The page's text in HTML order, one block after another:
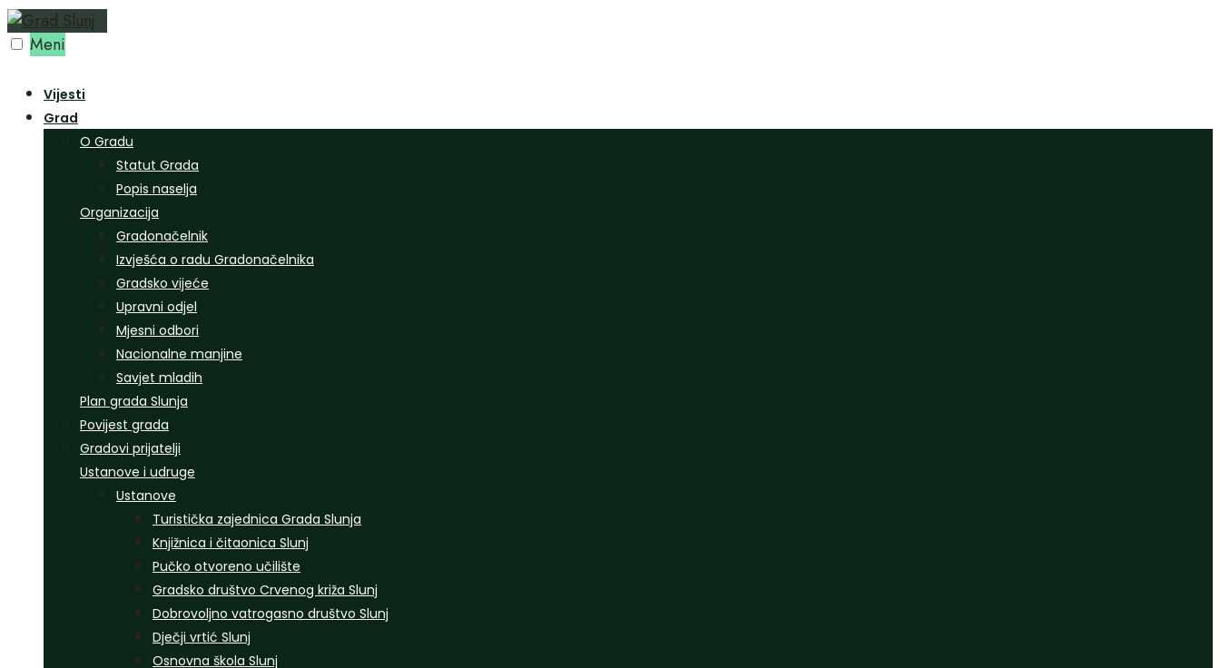
Preskoči
na Meni
Vijesti
Grad
O Gradu
Statut Grada
Popis naselja
Organizacija
Gradonačelnik
Izvješća o radu Gradonačelnika
Gradsko vijeće
Upravni odjel
Mjesni odbori
Nacionalne manjine
Savjet mladih
Plan grada Slunja
Povijest grada
Gradovi prijatelji
Ustanove i udruge
Ustanove
Turistička zajednica Grada Slunja
Knjižnica i čitaonica Slunj
Pučko otvoreno učilište
Gradsko društvo Crvenog križa Slunj
Dobrovoljno vatrogasno društvo Slunj
Dječji vrtić Slunj
Osnovna škola Slunj